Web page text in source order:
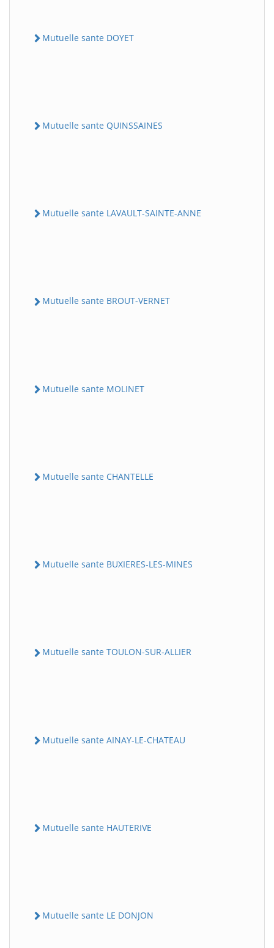
Mutuelle sante DOYET
Mutuelle sante QUINSSAINES
Mutuelle sante LAVAULT-SAINTE-ANNE
Mutuelle sante BROUT-VERNET
Mutuelle sante MOLINET
Mutuelle sante CHANTELLE
Mutuelle sante BUXIERES-LES-MINES
Mutuelle sante TOULON-SUR-ALLIER
Mutuelle sante AINAY-LE-CHATEAU
Mutuelle sante HAUTERIVE
Mutuelle sante LE DONJON